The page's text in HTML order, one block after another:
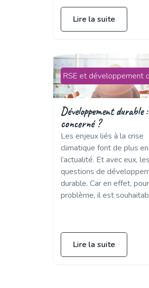
Lire la suite
RSE et développement
Développement durable
concerné ?
Les enjeux liés à la crise
climatique font de plus
l’actualité. Et avec eux, les
questions de
durable. Car en effet,
problème, il est
Lire la suite